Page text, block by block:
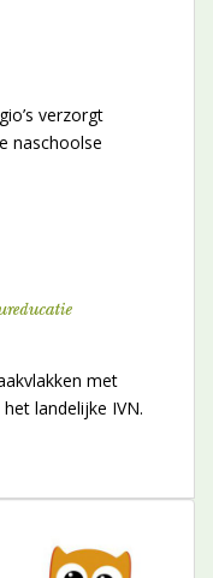
verzorgt
naschoolse
met
landelijke IVN.